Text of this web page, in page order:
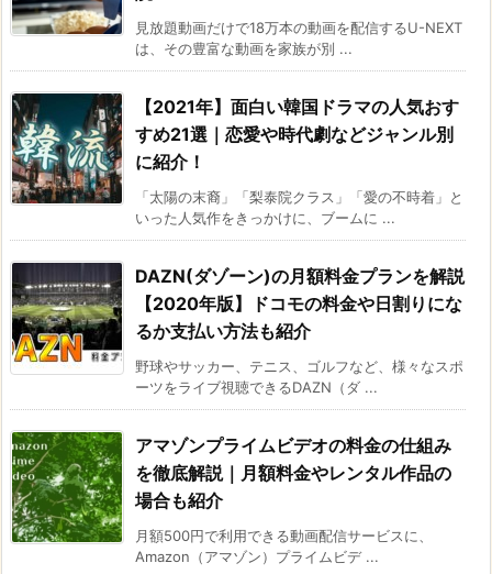
見放題動画だけで18万本の動画を配信するU-NEXT
は、その豊富な動画を家族が別 ...
【2021年】面白い韓国ドラマの人気おす
すめ21選｜恋愛や時代劇などジャンル別
に紹介！
「太陽の末裔」「梨泰院クラス」「愛の不時着」と
いった人気作をきっかけに、ブームに ...
DAZN(ダゾーン)の月額料金プランを解説
【2020年版】ドコモの料金や日割りにな
るか支払い方法も紹介
野球やサッカー、テニス、ゴルフなど、様々なスポ
ーツをライブ視聴できるDAZN（ダ ...
アマゾンプライムビデオの料金の仕組み
を徹底解説｜月額料金やレンタル作品の
場合も紹介
月額500円で利用できる動画配信サービスに、
Amazon（アマゾン）プライムビデ ...